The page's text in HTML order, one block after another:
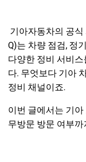
기아자동차의 공
Q)는 차량 점검, 정
다양한 정비 서비
다. 무엇보다 기아
정비 채널이죠.
이번 글에서는 기
무방문 방문 여부